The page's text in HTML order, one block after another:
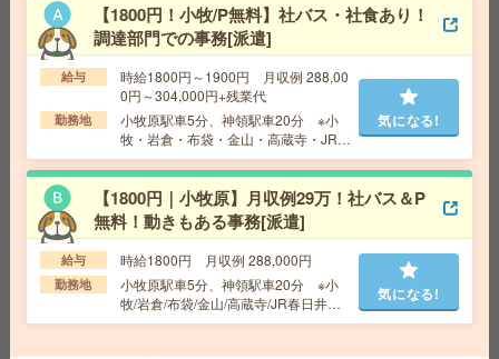
【2名募集】週3～4日在宅＊未経験OK＊メールで面接日
程調整[派遣]
給 与 時給1500円＋交 【月収例】296,250円～ ■
給与の前払いが可能な速払いサービスあり
交通費 交通費支給あり
勤務地
愛知県名古屋市中村区 名古屋地下鉄東山
線 名古屋駅徒歩1分、名鉄名古屋本線 名鉄名古屋駅徒
歩1分
気になる!
週4日＊10-15時の時短勤務！時給1500円以上！非営利団
体で事務アシスタント[派遣]
【1800円！小牧/P無料】社バス・社食あり！
調達部門での事務[派遣]
給与
時給1800円～1900円 月収例 288,00
0円～304,000円+残業代
勤務地
小牧原駅車5分、神領駅車20分 ※小
牧・岩倉・布袋・金山・高蔵寺・JR春
日井駅より社バスあり（無料駐車場あ
り）
気になる!
【1800円｜小牧原】月収例29万！社バス＆P
無料！動きもある事務[派遣]
給与 時給1800円 月収例 288,000円
勤務地
小牧原駅車5分、神領駅車20分 ※小
牧/岩倉/布袋/金山/高蔵寺/JR春日井駅
より社バスあり（無料駐車場あり）
気になる!